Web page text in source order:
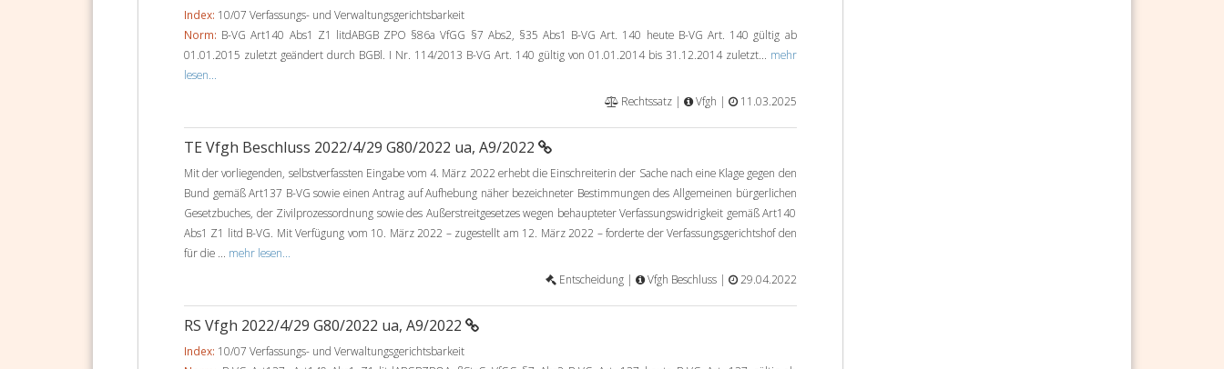
Index: 10/07 Verfassungs- und Verwaltungsgerichtsbarkeit
Norm: B-VG Art140 Abs1 Z1 litdABGB ZPO §86a VfGG §7 Abs2, §35 Abs1 B-VG Art. 140 heute B-VG Art. 140 gültig ab
01.01.2015 zuletzt geändert durch BGBl. I Nr. 114/2013 B-VG Art. 140 gültig von 01.01.2014 bis 31.12.2014 zuletzt... mehr
lesen...
Rechtssatz |
Vfgh | 11.03.2025
TE Vfgh Beschluss 2022/4/29 G80/2022 ua, A9/2022
Mit der vorliegenden, selbstverfassten Eingabe vom 4. März 2022 erhebt die Einschreiterin der Sache nach eine Klage gegen den
Bund gemäß Art137 B-VG sowie einen Antrag auf Aufhebung näher bezeichneter Bestimmungen des Allgemeinen bürgerlichen
Gesetzbuches, der Zivilprozessordnung sowie des Außerstreitgesetzes wegen behaupteter Verfassungswidrigkeit gemäß Art140
Abs1 Z1 litd B-VG. Mit Verfügung vom 10. März 2022 – zugestellt am 12. März 2022 – forderte der Verfassungsgerichtshof den
für die ... mehr lesen...
Entscheidung |
Vfgh Beschluss | 29.04.2022
RS Vfgh 2022/4/29 G80/2022 ua, A9/2022
Index: 10/07 Verfassungs- und Verwaltungsgerichtsbarkeit